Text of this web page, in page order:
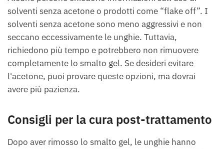
solventi senza acetone o prodotti come “flake off”. I
solventi senza acetone sono meno aggressivi e non
seccano eccessivamente le unghie. Tuttavia,
richiedono più tempo e potrebbero non rimuovere
completamente lo smalto gel. Se desideri evitare
l'acetone, puoi provare queste opzioni, ma dovrai
avere più pazienza.
Consigli per la cura post-trattamento
Dopo aver rimosso lo smalto gel, le unghie hanno